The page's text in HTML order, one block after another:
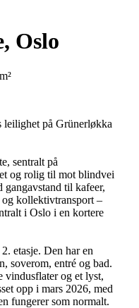
Oslo
leilighet på Grünerløkka
sentralt på
og rolig til mot blindvei
til kafeer,
og kollektivtransport –
i Oslo i en kortere
etasje. Den har en
soverom, entré og bad.
vindusflater og et lyst,
opp i mars 2026, med
fungerer som normalt.